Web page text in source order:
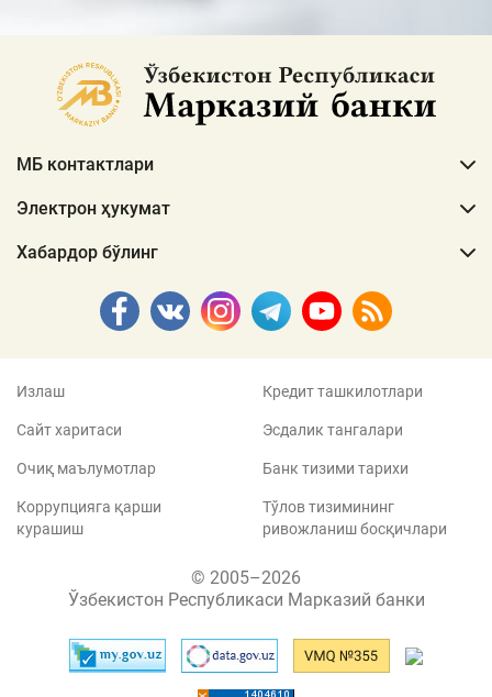
МБ контактлари
Электрон ҳукумат
Хабардор бўлинг
Излаш
Сайт харитаси
Очиқ маълумотлар
Коррупцияга қарши
курашиш
Кредит ташкилотлари
Эсдалик тангалари
Банк тизими тарихи
Тўлов тизимининг
ривожланиш босқичлари
© 2005–2026
Ўзбекистон Республикаси Марказий банки